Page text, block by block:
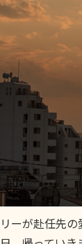
ーが赴任先の